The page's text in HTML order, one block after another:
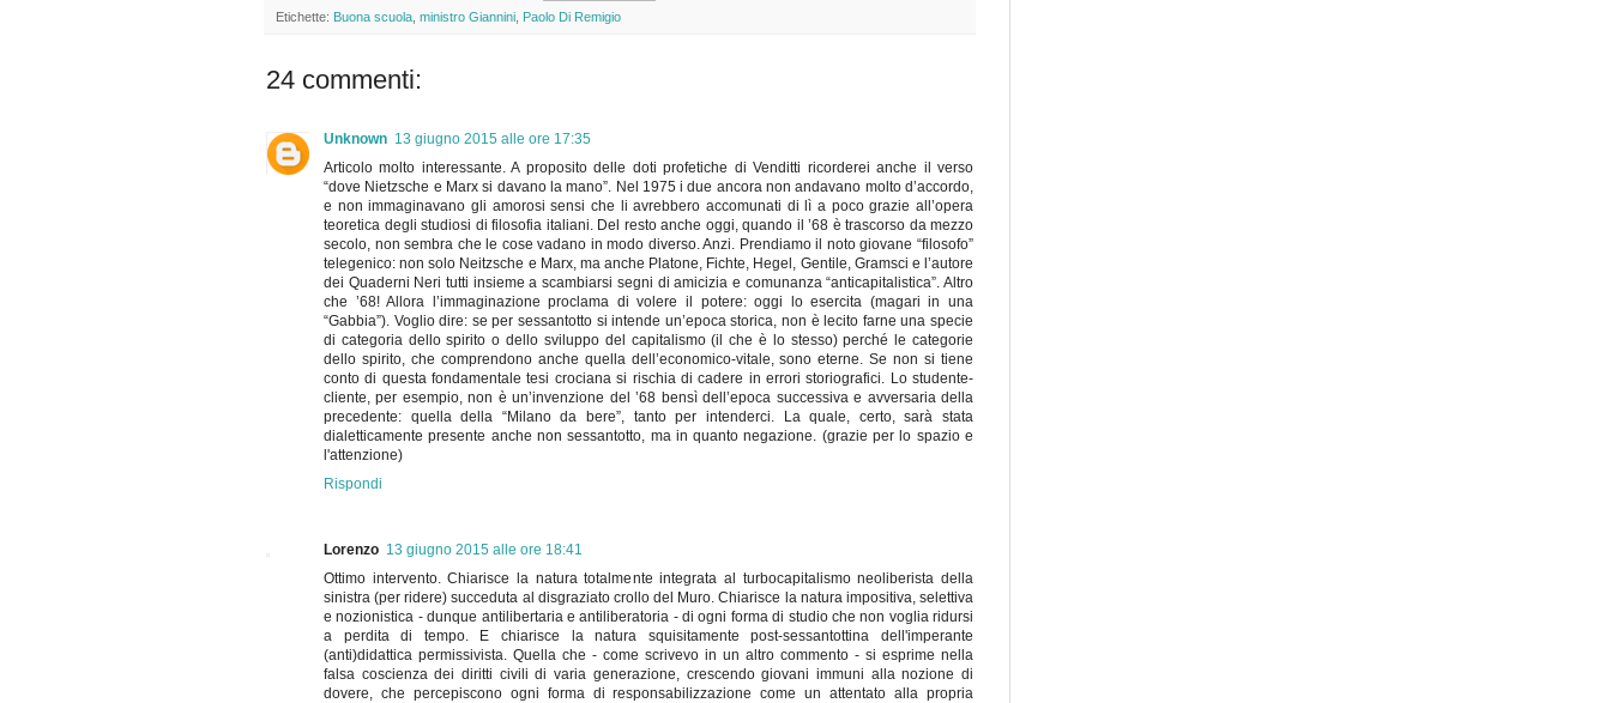
Etichette: Buona scuola ministro Giannini Paolo Di Remigio
24 commenti:
Unknown 13 giugno 2015 alle ore 17:35
Articolo molto interessante. A proposito delle doti profetiche di Venditti ricorderei anche il verso
“dove Nietzsche e Marx si davano la mano”. Nel 1975 i due ancora non andavano molto d’accordo,
e non immaginavano gli amorosi sensi che li avrebbero accomunati di lì a poco grazie all’opera
teoretica degli studiosi di filosofia italiani. Del resto anche oggi, quando il ’68 è trascorso da mezzo
secolo, non sembra che le cose vadano in modo diverso. Anzi. Prendiamo il noto giovane “filosofo”
telegenico: non solo Neitzsche e Marx, ma anche Platone, Fichte, Hegel, Gentile, Gramsci e l’autore
dei Quaderni Neri tutti insieme a scambiarsi segni di amicizia e comunanza “anticapitalistica”. Altro
che ’68! Allora l’immaginazione proclama di volere il potere: oggi lo esercita (magari in una
“Gabbia”). Voglio dire: se per sessantotto si intende un’epoca storica, non è lecito farne una specie
di categoria dello spirito o dello sviluppo del capitalismo (il che è lo stesso) perché le categorie
dello spirito, che comprendono anche quella dell’economico-vitale, sono eterne. Se non si tiene
conto di questa fondamentale tesi crociana si rischia di cadere in errori storiografici. Lo studente-
cliente, per esempio, non è un’invenzione del ’68 bensì dell’epoca successiva e avversaria della
precedente: quella della “Milano da bere”, tanto per intenderci. La quale, certo, sarà stata
dialetticamente presente anche non sessantotto, ma in quanto negazione. (grazie per lo spazio e
l'attenzione)
Rispondi
Lorenzo 13 giugno 2015 alle ore 18:41
Ottimo intervento. Chiarisce la natura totalmente integrata al turbocapitalismo neoliberista della
sinistra (per ridere) succeduta al disgraziato crollo del Muro. Chiarisce la natura impositiva, selettiva
e nozionistica - dunque antilibertaria e antiliberatoria - di ogni forma di studio che non voglia ridursi
a perdita di tempo. E chiarisce la natura squisitamente post-sessantottina dell'imperante
(anti)didattica permissivista. Quella che - come scrivevo in un altro commento - si esprime nella
falsa coscienza dei diritti civili di varia generazione, crescendo giovani immuni alla nozione di
dovere, che percepiscono ogni forma di responsabilizzazione come un attentato alla propria